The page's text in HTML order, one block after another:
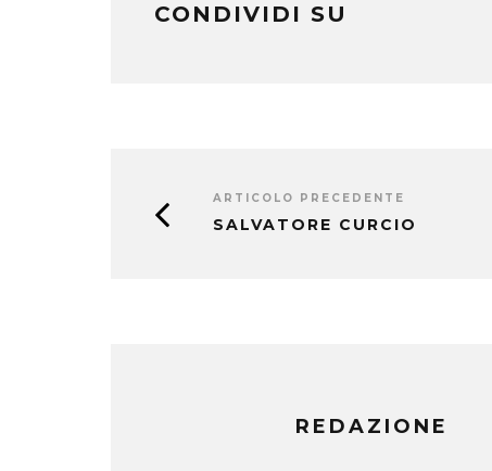
CONDIVIDI SU
ARTICOLO PRECEDENTE
SALVATORE CURCIO
REDAZIONE